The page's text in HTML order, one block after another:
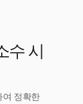
수 시
여 정확한